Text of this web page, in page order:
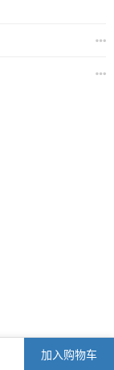
加入购物车